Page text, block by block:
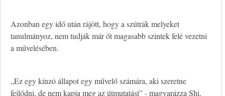
Azonban egy idő után rájött, hogy a szútrák melyeket
tanulmányoz, nem tudják már őt magasabb szintek felé vezetni
a művelésében.
„Ez egy kínzó állapot egy művelő számára, aki szeretne
fejlődni, de nem kapja meg az útmutatást” - magyarázza Shi.